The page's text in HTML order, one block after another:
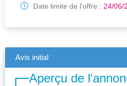
Date limite de l'offre : 24/06/
Avis initial
Aperçu de